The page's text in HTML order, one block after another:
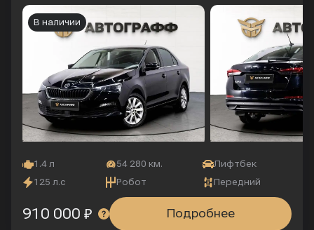
1.4 л 54 280 км.
Лифтбек
125 л.с
Робот Передний
В наличии
Подробнее
910 000 ₽